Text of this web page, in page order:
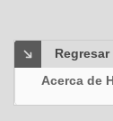
Acerca de